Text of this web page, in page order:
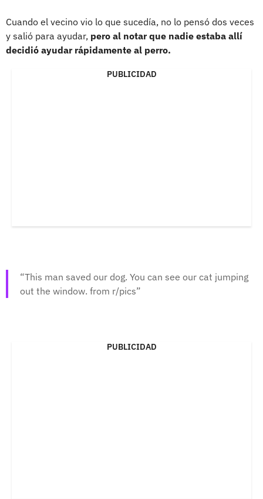
Cuando el vecino vio lo que sucedía, no lo pensó dos veces
y salió para ayudar, pero al notar que nadie estaba allí
decidió ayudar rápidamente al perro.
PUBLICIDAD
This man saved our dog. You can see our cat jumping
out the window. from r/pics
PUBLICIDAD